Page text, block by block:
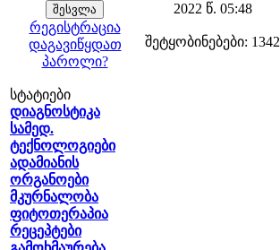
რეგისტრაცია
დაგავიწყდათ
პაროლი?
სტატიები
დიაგნოსტიკა
სამედ.
ტექნოლოგიები
ადამიანის
ორგანოები
მკურნალობა
ფიტოთერაპია
რეცეპტები
2022 წ. 05:48
შეტყობინებები: 1342